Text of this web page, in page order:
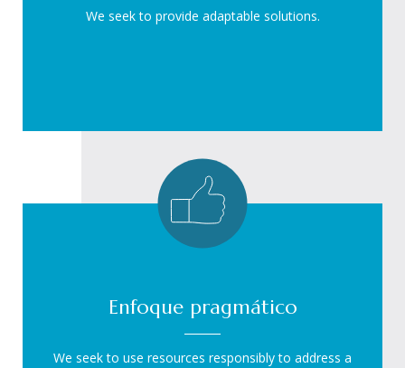
We seek to provide adaptable solutions.
Enfoque pragmático
We seek to use resources responsibly to address a